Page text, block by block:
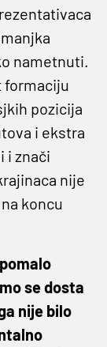
nametnuti.
formaciju
pozicija
i ekstra
i znači
nije
koncu
se dosta
nije bilo